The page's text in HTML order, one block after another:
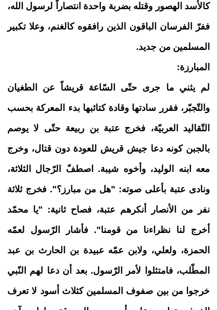
كالأسد الهصور وقتله بضربة واحدة انتصاراً لرسول الله،
ففرّ الفرسان الباقون الذين رافقوه كالغنم، وعلا تكبير
المسلمين من جديد.
المبارزة:
لم يثني ما جرى حتّى السّاعة قريشاً عن الطغيان
والتّجبّر، فقرر سادتها وقادة كتائبها بدء المعركة بحسب
التّقاليد العربيّة، فخرج عتبة بن ربيعة حتّى لا يوصم
بالجبن كونه دعا جيش قريش للعودة دون قتال، وخرج
معه ابنه الوليد، وأخوه شيبة. اصطفّ الرّجال الثلاثة،
ونادى عتبة بأعلى صوته: "هل من مبارز؟". فخرج ثلاثة
نفر من الأنصار أنكرهم عتبة، فصاح ثانية: "يا محمّد
أخرج لنا نظراءنا من قومنا". فأشار الرّسول لعمّه
الحمزة، ولعلي، ولابن عمّه عبيدة بن الحارث بن عبد
المطّلب، فامتثلوا لأمر الرّسول. بعد أن دعا لهم النّبي
خرجوا من بين صفوف المسلمين كثلاث أسود لا تعرف